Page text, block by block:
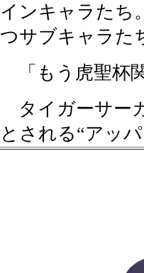
インキャラたち
つサブキャラた
「もう虎聖杯
タイガーサー
とされる“アッ